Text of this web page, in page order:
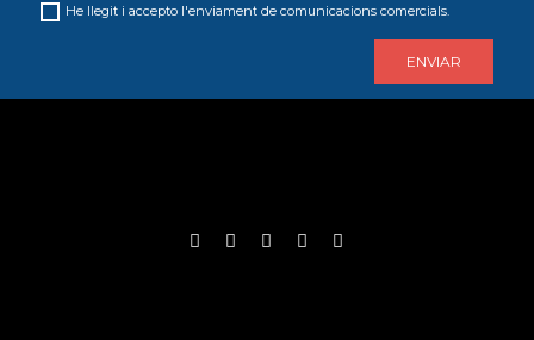
He llegit i accepto l'enviament de comunicacions comercials.